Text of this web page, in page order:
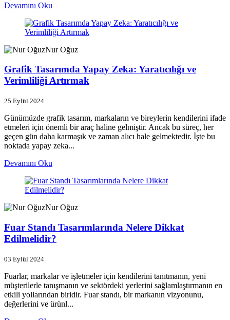
Devamını Oku
Nur Oğuz
Grafik Tasarımda Yapay Zeka: Yaratıcılığı ve
Verimliliği Artırmak
25 Eylül 2024
Günümüzde grafik tasarım, markaların ve bireylerin kendilerini ifade
etmeleri için önemli bir araç haline gelmiştir. Ancak bu süreç, her
geçen gün daha karmaşık ve zaman alıcı hale gelmektedir. İşte bu
noktada yapay zeka...
Devamını Oku
Nur Oğuz
Fuar Standı Tasarımlarında Nelere Dikkat
Edilmelidir?
03 Eylül 2024
Fuarlar, markalar ve işletmeler için kendilerini tanıtmanın, yeni
müşterilerle tanışmanın ve sektördeki yerlerini sağlamlaştırmanın en
etkili yollarından biridir. Fuar standı, bir markanın vizyonunu,
değerlerini ve ürünl...